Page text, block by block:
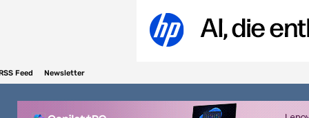
Feed Newsletter